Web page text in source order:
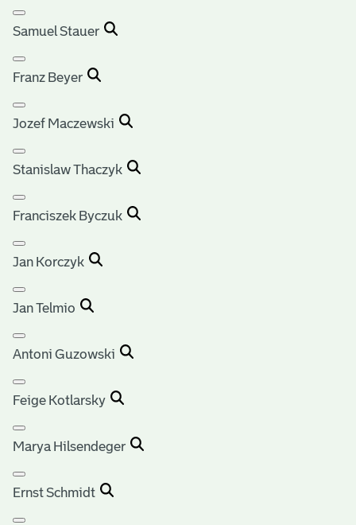
Samuel Stauer
Franz Beyer
Jozef Maczewski
Stanislaw Thaczyk
Franciszek Byczuk
Jan Korczyk
Jan Telmio
Antoni Guzowski
Feige Kotlarsky
Marya Hilsendeger
Ernst Schmidt